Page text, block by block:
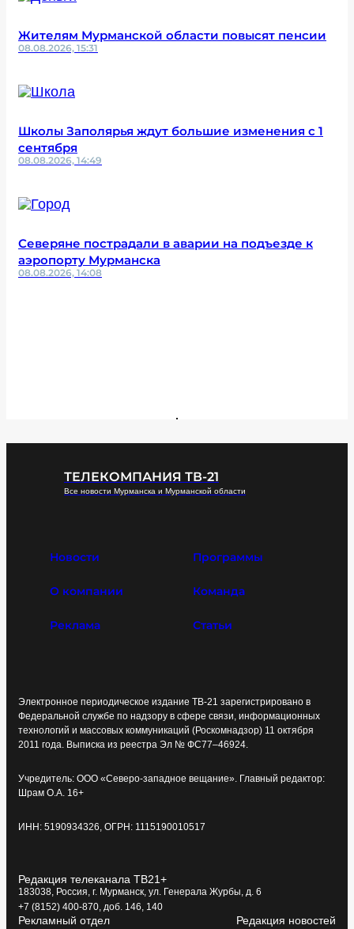
Жителям Мурманской области повысят пенсии
08.08.2026, 15:31
Школы Заполярья ждут большие изменения с 1
сентября
08.08.2026, 14:49
Северяне пострадали в аварии на подъезде к
аэропорту Мурманска
08.08.2026, 14:08
ТЕЛЕКОМПАНИЯ ТВ-21
Все новости Мурманска и Мурманской области
Новости Программы
О компании Команда
Реклама Статьи
Электронное периодическое издание ТВ-21 зарегистрировано в
Федеральной службе по надзору в сфере связи, информационных
технологий и массовых коммуникаций (Роскомнадзор) 11 октября
2011 года. Выписка из реестра Эл № ФС77–46924.
Учредитель: ООО «Северо-западное вещание». Главный редактор:
Шрам О.А. 16+
ИНН: 5190934326, ОГРН: 1115190010517
Редакция телеканала ТВ21+
183038, Россия, г. Мурманск, ул. Генерала Журбы, д. 6
+7 (8152) 400-870, доб. 146, 140
Рекламный отдел Редакция новостей